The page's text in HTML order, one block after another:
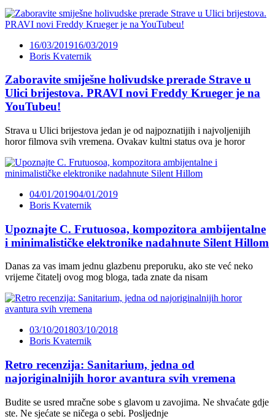
16/03/201916/03/2019
Boris Kvaternik
Zaboravite smiješne holivudske prerade Strave u
Ulici brijestova. PRAVI novi Freddy Krueger je na
YouTubeu!
Strava u Ulici brijestova jedan je od najpoznatijih i najvoljenijih
horor filmova svih vremena. Ovakav kultni status ova je horor
04/01/201904/01/2019
Boris Kvaternik
Upoznajte C. Frutuosoa, kompozitora ambijentalne
i minimalističke elektronike nadahnute Silent Hillom
Danas za vas imam jednu glazbenu preporuku, ako ste već neko
vrijeme čitatelj ovog mog bloga, tada znate da nisam
03/10/201803/10/2018
Boris Kvaternik
Retro recenzija: Sanitarium, jedna od
najoriginalnijih horor avantura svih vremena
Budite se usred mračne sobe s glavom u zavojima. Ne shvaćate gdje
ste. Ne sjećate se ničega o sebi. Posljednje